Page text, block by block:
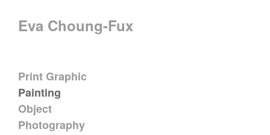
Eva Choung-Fux
Print Graphic
Painting
Object
Photography